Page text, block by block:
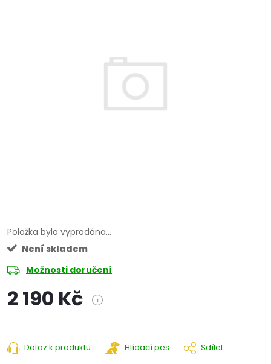
Položka byla vyprodána…
Není skladem
Možnosti doručení
2 190 Kč i
cena:
Dotaz k produktu Hlídací pes Sdílet